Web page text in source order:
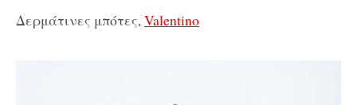
Δερμάτινες μπότες,Valentino